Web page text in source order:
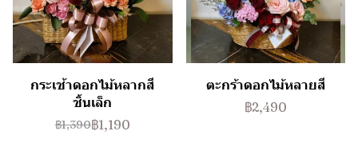
กระเช้าดอกไม้หลากสี
ชิ้นเล็ก
฿1,390฿1,190
ตะกร้าดอกไม้หลายสี
฿2,490